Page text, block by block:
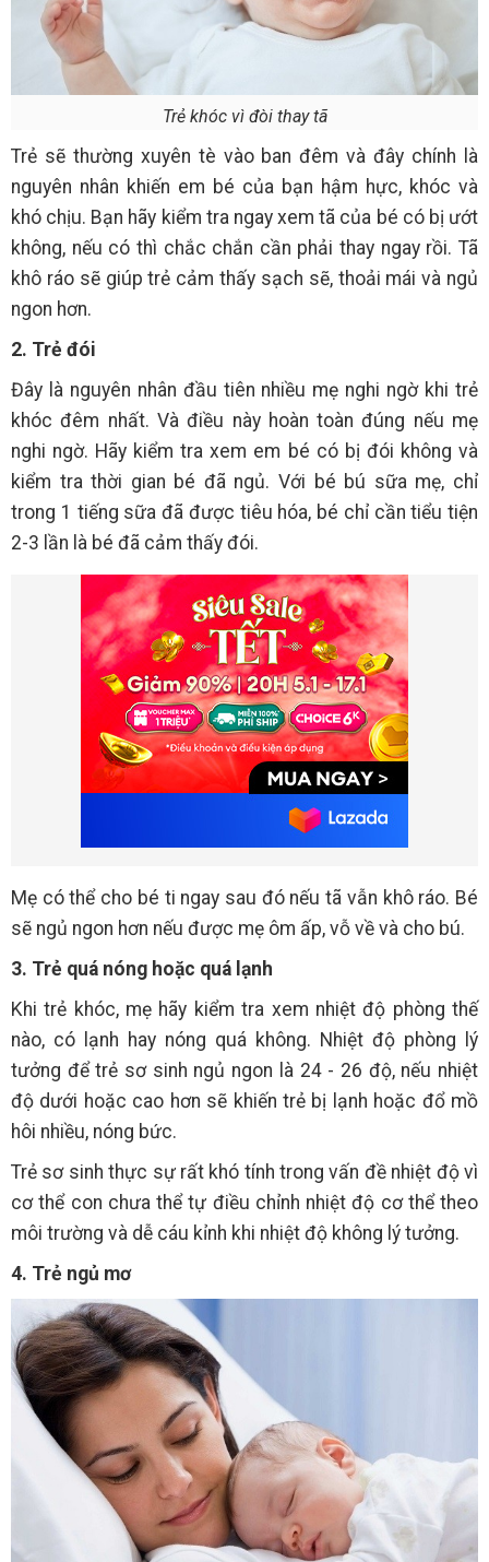
Trẻ khóc vì đòi thay tã
Trẻ sẽ thường xuyên tè vào ban đêm và đây chính là
nguyên nhân khiến em bé của bạn hậm hực, khóc và
khó chịu. Bạn hãy kiểm tra ngay xem tã của bé có bị ướt
không, nếu có thì chắc chắn cần phải thay ngay rồi. Tã
khô ráo sẽ giúp trẻ cảm thấy sạch sẽ, thoải mái và ngủ
ngon hơn.
2. Trẻ đói
Đây là nguyên nhân đầu tiên nhiều mẹ nghi ngờ khi trẻ
khóc đêm nhất. Và điều này hoàn toàn đúng nếu mẹ
nghi ngờ. Hãy kiểm tra xem em bé có bị đói không và
kiểm tra thời gian bé đã ngủ. Với bé bú sữa mẹ, chỉ
trong 1 tiếng sữa đã được tiêu hóa, bé chỉ cần tiểu tiện
2-3 lần là bé đã cảm thấy đói.
Mẹ có thể cho bé ti ngay sau đó nếu tã vẫn khô ráo. Bé
sẽ ngủ ngon hơn nếu được mẹ ôm ấp, vỗ về và cho bú.
3. Trẻ quá nóng hoặc quá lạnh
Khi trẻ khóc, mẹ hãy kiểm tra xem nhiệt độ phòng thế
nào, có lạnh hay nóng quá không. Nhiệt độ phòng lý
tưởng để trẻ sơ sinh ngủ ngon là 24 - 26 độ, nếu nhiệt
độ dưới hoặc cao hơn sẽ khiến trẻ bị lạnh hoặc đổ mồ
hôi nhiều, nóng bức.
Trẻ sơ sinh thực sự rất khó tính trong vấn đề nhiệt độ vì
cơ thể con chưa thể tự điều chỉnh nhiệt độ cơ thể theo
môi trường và dễ cáu kỉnh khi nhiệt độ không lý tưởng.
4. Trẻ ngủ mơ